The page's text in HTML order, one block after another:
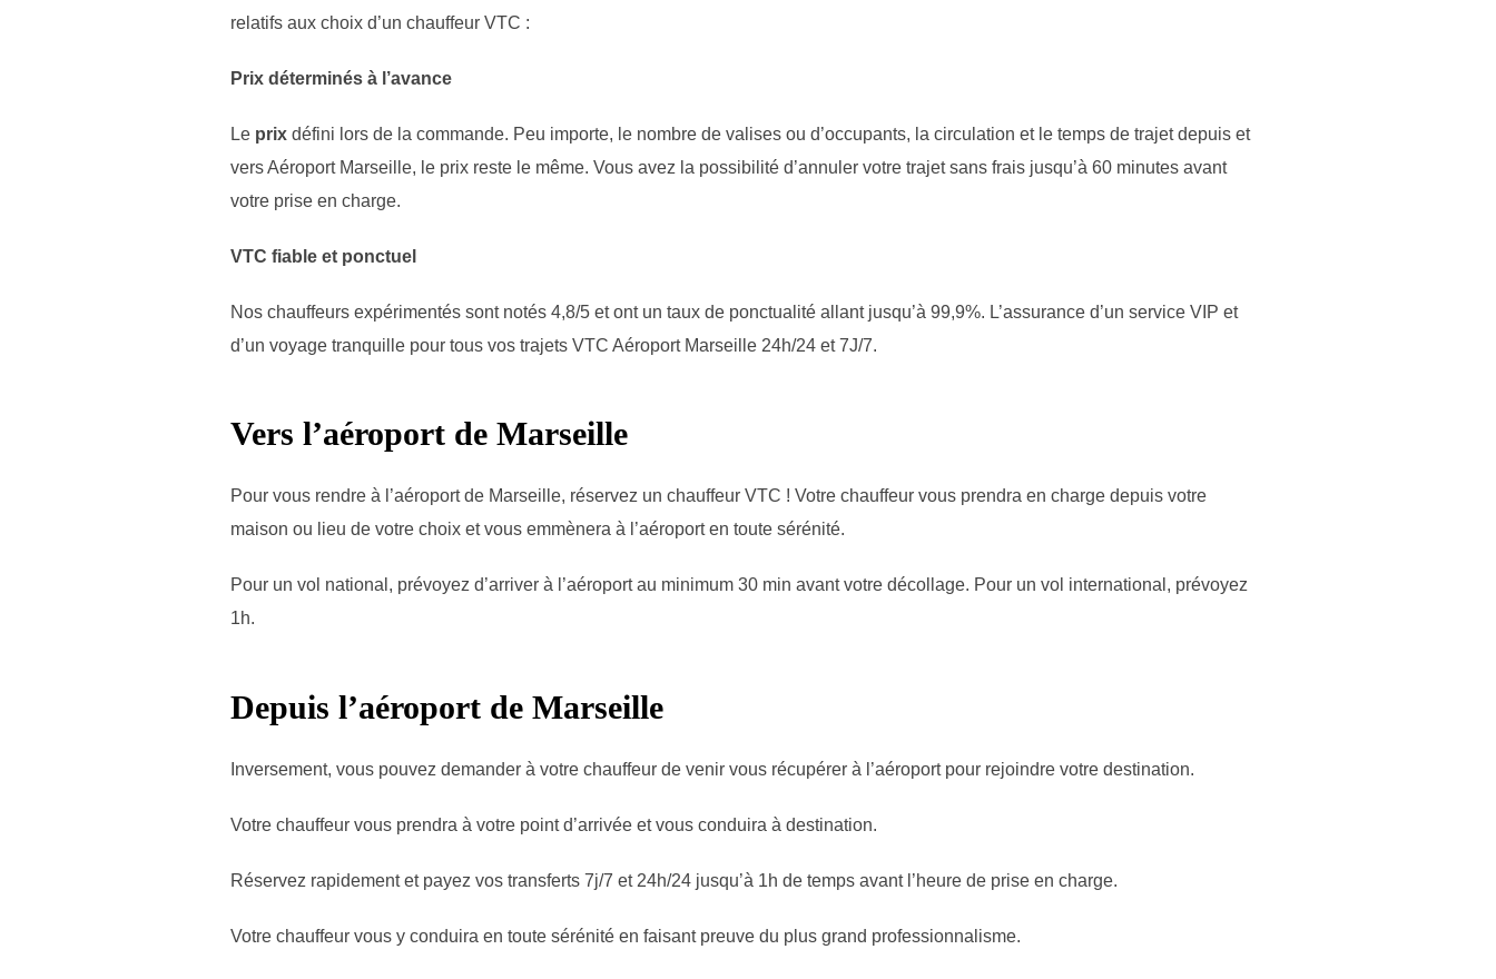
relatifs aux choix d’un chauffeur VTC :
Prix déterminés à l’avance
Le prix défini lors de la commande. Peu importe, le nombre de valises ou d’occupants, la circulation et le temps de trajet depuis et
vers Aéroport Marseille, le prix reste le même. Vous avez la possibilité d’annuler votre trajet sans frais jusqu’à 60 minutes avant
votre prise en charge.
VTC fiable et ponctuel
Nos chauffeurs expérimentés sont notés 4,8/5 et ont un taux de ponctualité allant jusqu’à 99,9%. L’assurance d’un service VIP et
d’un voyage tranquille pour tous vos trajets VTC Aéroport Marseille 24h/24 et 7J/7.
Vers l’aéroport de Marseille
Pour vous rendre à l’aéroport de Marseille, réservez un chauffeur VTC ! Votre chauffeur vous prendra en charge depuis votre
maison ou lieu de votre choix et vous emmènera à l’aéroport en toute sérénité.
Pour un vol national, prévoyez d’arriver à l’aéroport au minimum 30 min avant votre décollage. Pour un vol international, prévoyez
1h.
Depuis l’aéroport de Marseille
Inversement, vous pouvez demander à votre chauffeur de venir vous récupérer à l’aéroport pour rejoindre votre destination.
Votre chauffeur vous prendra à votre point d’arrivée et vous conduira à destination.
Réservez rapidement et payez vos transferts 7j/7 et 24h/24 jusqu’à 1h de temps avant l’heure de prise en charge.
Votre chauffeur vous y conduira en toute sérénité en faisant preuve du plus grand professionnalisme.